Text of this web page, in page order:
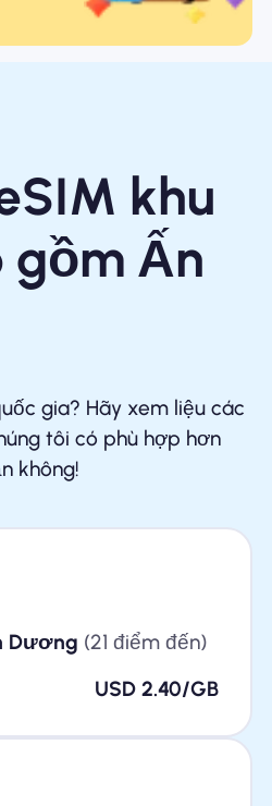
khu
Ấn
gia? Hãy xem liệu các
tôi có phù hợp hơn
không!
Dương (21 điểm đến)
USD 2.40/GB